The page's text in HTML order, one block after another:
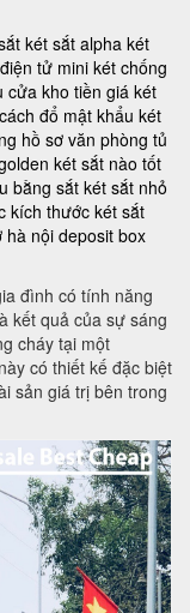
két sắt alpha két
tử mini két chống
cửa kho tiền giá két
cách đổ mật khẩu két
hồ sơ văn phòng tủ
két sắt nào tốt
bằng sắt két sắt nhỏ
kích thước két sắt
hà nội deposit box
đình có tính năng
kết quả của sự sáng
cháy tại một
có thiết kế đặc biệt
sản giá trị bên trong